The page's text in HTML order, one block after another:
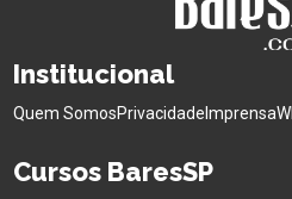
Institucional
Quem SomosPrivacidade Imprensa
Cursos BaresSP